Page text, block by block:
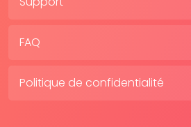
FAQ
Politique de confidentialité